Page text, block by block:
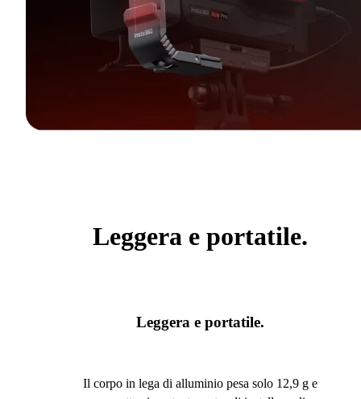
Leggera e portatile.
Leggera e portatile.
Il corpo in lega di alluminio pesa solo 12,9 g e